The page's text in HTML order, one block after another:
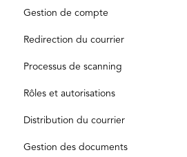
Conditions préalables
Inscription
ID level
Aktivierungscode
Abonnements et tarifs
Gestion de compte
Compte privé
Business Account
Redirection du courrier
Avant l'activation
Après activation
Processus de scanning
Boîte de réception et numérisation
Traitement des documents
Envois spéciaux
Rôles et autorisations
Distribution du courrier
Gestion des documents